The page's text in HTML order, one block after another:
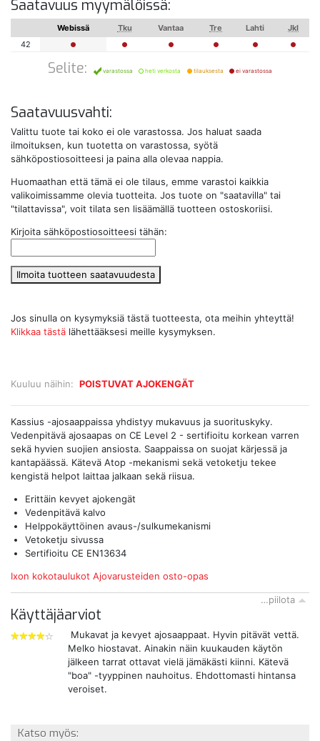
Kuuluu näihin: POISTUVAT AJOKENGÄT
Saatavuus myymälöissä:
Webissä Tku Vantaa Tre Lahti
Jkl
42
Selite: varastossa heti verkosta tilauksesta ei varastossa
Saatavuusvahti:
Valittu tuote tai koko ei ole varastossa. Jos haluat saada
ilmoituksen, kun tuotetta on varastossa, syötä
sähköpostiosoitteesi ja paina alla olevaa nappia.
Huomaathan että tämä ei ole tilaus, emme varastoi kaikkia
valikoimissamme olevia tuotteita. Jos tuote on "saatavilla" tai
"tilattavissa", voit tilata sen lisäämällä tuotteen ostoskoriisi.
Kirjoita sähköpostiosoitteesi tähän:
Ilmoita tuotteen saatavuudesta
Jos sinulla on kysymyksiä tästä tuotteesta, ota meihin yhteyttä!
Klikkaa tästä lähettääksesi meille kysymyksen.
Kassius -ajosaappaissa yhdistyy mukavuus ja suorituskyky.
Vedenpitävä ajosaapas on CE Level 2 - sertifioitu korkean varren
sekä hyvien suojien ansiosta. Saappaissa on suojat kärjessä ja
kantapäässä. Kätevä Atop -mekanismi sekä vetoketju tekee
kengistä helpot laittaa jalkaan sekä riisua.
Erittäin kevyet ajokengät
Vedenpitävä kalvo
Helppokäyttöinen avaus-/sulkumekanismi
Vetoketju sivussa
Sertifioitu CE EN13634
Ixon kokotaulukot Ajovarusteiden osto-opas
…piilota
Käyttäjäarviot
tähdet
Mukavat ja kevyet ajosaappaat. Hyvin pitävät vettä.
Melko hiostavat. Ainakin näin kuukauden käytön
jälkeen tarrat ottavat vielä jämäkästi kiinni. Kätevä
"boa" -tyyppinen nauhoitus. Ehdottomasti hintansa
veroiset.
Katso myös: